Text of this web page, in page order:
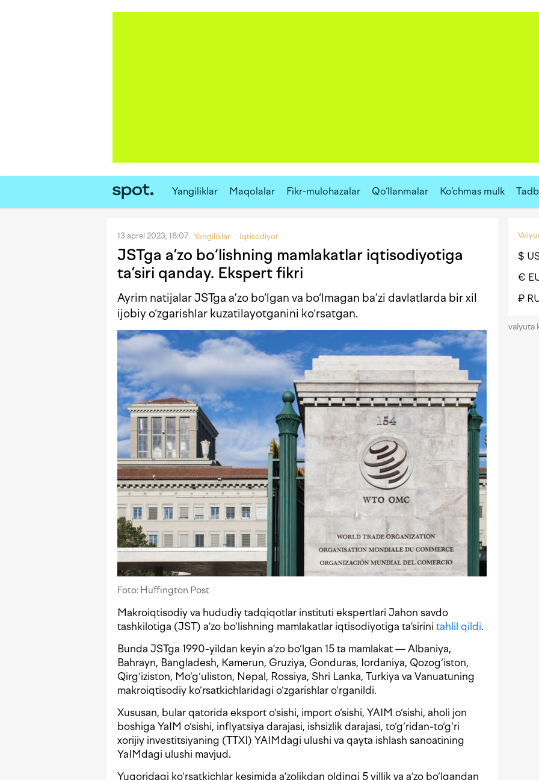
Yangiliklar Maqolalar Fikr-mulohazalar Qo‘llanmalar Ko‘chmas mulk
13 aprel 2023, 18:07 Yangiliklar Iqtisodiyot
JSTga a’zo bo‘lishning mamlakatlar iqtisodiyotiga
ta’siri qanday. Ekspert fikri
Ayrim natijalar JSTga a’zo bo‘lgan va bo‘lmagan ba’zi davlatlarda bir xil
ijobiy o‘zgarishlar kuzatilayotganini ko‘rsatgan.
Foto: Huffington Post
Makroiqtisodiy va hududiy tadqiqotlar instituti ekspertlari Jahon savdo
tashkilotiga (JST) a’zo bo‘lishning mamlakatlar iqtisodiyotiga ta’sirini tahlil qildi.
Bunda JSTga 1990-yildan keyin a’zo bo‘lgan 15 ta mamlakat — Albaniya,
Bahrayn, Bangladesh, Kamerun, Gruziya, Gonduras, Iordaniya, Qozog‘iston,
Qirg‘iziston, Mo‘g‘uliston, Nepal, Rossiya, Shri Lanka, Turkiya va Vanuatuning
makroiqtisodiy ko‘rsatkichlaridagi o‘zgarishlar o‘rganildi.
Xususan, bular qatorida eksport o‘sishi, import o‘sishi, YAIM o‘sishi, aholi jon
boshiga YaIM o‘sishi, inflyatsiya darajasi, ishsizlik darajasi, to‘g‘ridan-to‘g‘ri
xorijiy investitsiyaning (TTXI) YAIMdagi ulushi va qayta ishlash sanoatining
YaIMdagi ulushi mavjud.
Yuqoridagi ko‘rsatkichlar kesimida a’zolikdan oldingi 5 yillik va a’zo bo‘lgandan
$
€
₽
valyuta